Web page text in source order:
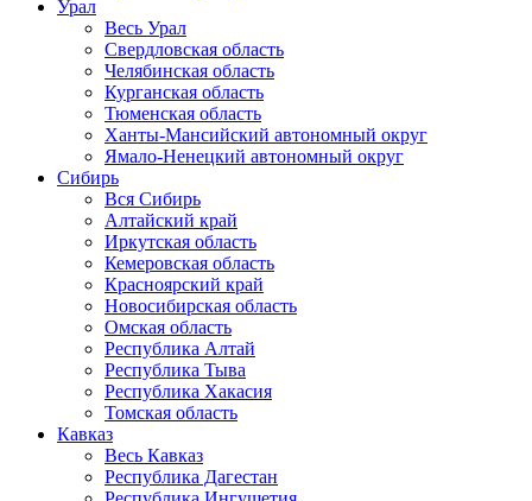
Урал
Весь Урал
Свердловская область
Челябинская область
Курганская область
Тюменская область
Ханты-Мансийский автономный округ
Ямало-Ненецкий автономный округ
Сибирь
Вся Сибирь
Алтайский край
Иркутская область
Кемеровская область
Красноярский край
Новосибирская область
Омская область
Республика Алтай
Республика Тыва
Республика Хакасия
Томская область
Кавказ
Весь Кавказ
Республика Дагестан